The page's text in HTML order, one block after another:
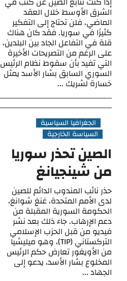
الشرق الأوسط خلال العقد
الماضي، فلن تحتاج إلى التفكير
كثيرًا في سوريا. فقد كان هناك
قلة في التفاعل الجاد بين البلدين،
على الرغم من التصريحات الأخيرة
التي تفيد بأن سقوط نظام الرئيس
السوري السابق بشار الأسد يمثل
خسارة لشريك ...
الجغرافيا السياسية
السياسة الخارجية
الصين تحذر سوريا
من شينجيانغ
حذر نائب المندوب الدائم للصين
لدى الأمم المتحدة، غنغ شوانغ،
الحكومة السورية المقبلة من
دعم الإرهاب. جاء ذلك بعد نشر
فيديو من قبل الحزب الإسلامي
التركستاني (TIP)، وهو ميليشيا
من الأويغور تعارض حكم الرئيس
المخلوع بشار الأسد، يدعو إلى
الجهاد ...